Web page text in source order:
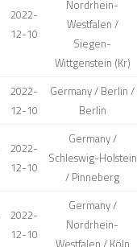
2022-
12-10
Nordrhein-
Westfalen /
Siegen-
Wittgenstein (Kr)
2022-
12-10
Germany / Berlin /
Berlin
2022-
12-10
Germany /
Schleswig-Holstein
/ Pinneberg
2022-
12-10
Germany /
Nordrhein-